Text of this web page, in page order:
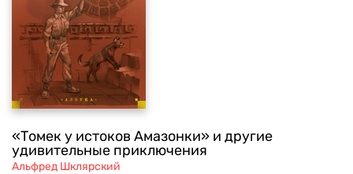
«Томек у истоков Амазонки» и другие
удивительные приключения
Альфред Шклярский